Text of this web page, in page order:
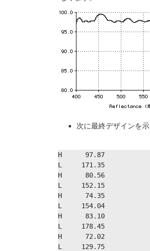
次に最終デザインを
H      97.87
L     171.35
H      80.56
L     152.15
H      74.35
L     154.04
H      83.10
L     178.45
H      72.02
L     129.75